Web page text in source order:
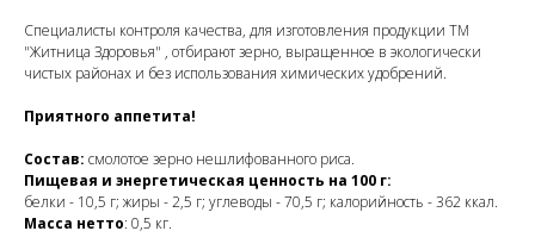
Специалисты контроля качества, для изготовления продукции ТМ
"Житница Здоровья" , отбирают зерно, выращенное в экологически
чистых районах и без использования химических удобрений.
Приятного аппетита!
Состав: смолотое зерно нешлифованного риса.
Пищевая и энергетическая ценность на 100 г:
белки - 10,5 г; жиры - 2,5 г; углеводы - 70,5 г; калорийность - 362 ккал.
Масса нетто: 0,5 кг.